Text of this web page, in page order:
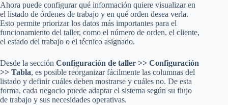
Ahora puede configurar qué información quiere visualizar en
el listado de órdenes de trabajo y en qué orden desea verla.
Esto permite priorizar los datos más importantes para el
funcionamiento del taller, como el número de orden, el cliente,
el estado del trabajo o el técnico asignado.
Desde la sección Configuración de taller >> Configuración
>> Tabla, es posible reorganizar fácilmente las columnas del
listado y definir cuáles deben mostrarse y cuáles no. De esta
forma, cada negocio puede adaptar el sistema según su flujo
de trabajo y sus necesidades operativas.